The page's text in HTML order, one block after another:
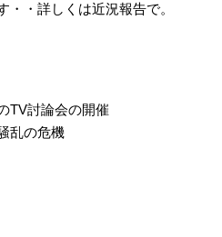
・・詳しくは近況報告で。
TV討論会の開催
乱の危機